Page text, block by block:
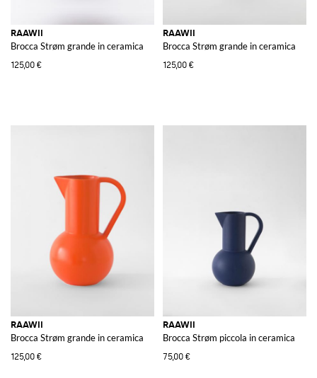
RAAWII
Brocca Strøm grande in ceramica
125,00 €
RAAWII
Brocca Strøm grande in ceramica
125,00 €
RAAWII
Brocca Strøm grande in ceramica
125,00 €
RAAWII
Brocca Strøm piccola in ceramica
75,00 €